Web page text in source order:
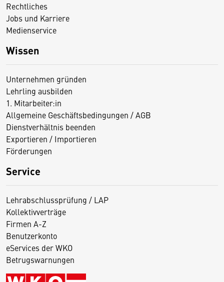
Rechtliches
Jobs und Karriere
Medienservice
Wissen
Unternehmen gründen
Lehrling ausbilden
1. Mitarbeiter:in
Allgemeine Geschäftsbedingungen / AGB
Dienstverhältnis beenden
Exportieren / Importieren
Förderungen
Service
Lehrabschlussprüfung / LAP
Kollektivverträge
Firmen A-Z
Benutzerkonto
eServices der WKO
Betrugswarnungen